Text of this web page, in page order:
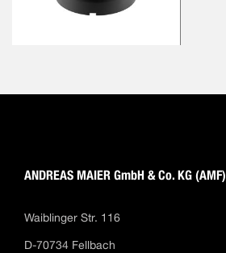
ANDREAS MAIER GmbH & Co. KG (AMF)
Waiblinger Str. 116
D-70734 Fellbach